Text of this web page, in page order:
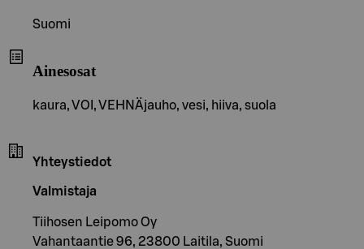
Suomi
Ainesosat
kaura, VOI, VEHNÄjauho, vesi, hiiva, suola
Yhteystiedot
Valmistaja
Tiihosen Leipomo Oy
Vahantaantie 96, 23800 Laitila, Suomi